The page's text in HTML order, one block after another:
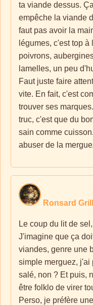
ta viande dessus.
empêche la viande
faut pas avoir la
légumes, c'est top
poivrons,
lamelles, un peu
Faut juste faire
vite. En fait, c'est
trouver ses
truc, c'est que du
sain comme
abuser de la
Ronsard
Le coup du lit de
J'imagine que ça
viandes, genre une
simple merguez, j'ai
salé, non ? Et puis,
être folklo de virer
Perso, je préfère